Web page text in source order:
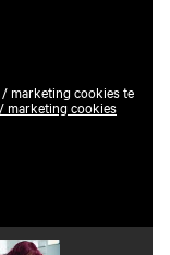
marketing cookies te
marketing cookies
3 afSpeel video 4 af